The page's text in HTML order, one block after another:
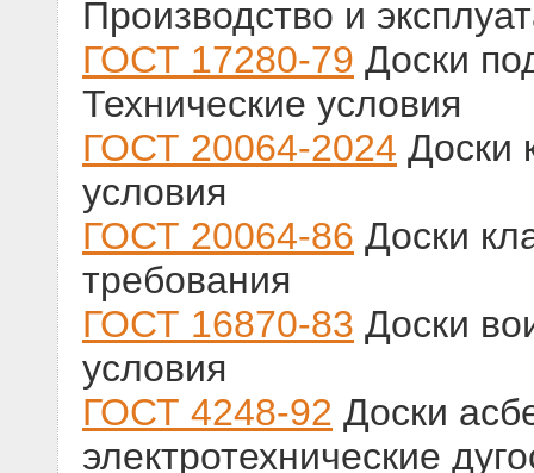
Производство и
ГОСТ 17280-79 Доски
Технические условия
ГОСТ 20064-2024 Доски
условия
ГОСТ 20064-86 Доски
требования
ГОСТ 16870-83 Доски
условия
ГОСТ 4248-92 Доски
электротехнические